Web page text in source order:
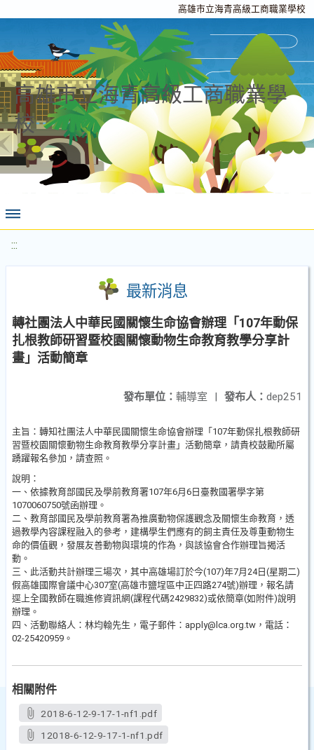
高雄市立海青高級工商職業學校
高雄市立海青高級工商職業學
校
:::
最新消息
轉社團法人中華民國關懷生命協會辦理「107年動保
扎根教師研習暨校園關懷動物生命教育教學分享計
畫」活動簡章
發布人： dep251
發布單位： 輔導室 |
主旨：轉知社團法人中華民國關懷生命協會辦理「107年動保扎根教師研
習暨校園關懷動物生命教育教學分享計畫」活動簡章，請貴校鼓勵所屬
踴躍報名參加，請查照。
說明：
一、依據教育部國民及學前教育署107年6月6日臺教國署學字第
1070060750號函辦理。
二、教育部國民及學前教育署為推廣動物保護觀念及關懷生命教育，透
過教學內容課程融入的參考，建構學生們應有的飼主責任及尊重動物生
命的價值觀，發展友善動物與環境的作為，與該協會合作辦理旨揭活
動。
三、此活動共計辦理三場次，其中高雄場訂於今(107)年7月24日(星期二)
假高雄國際會議中心307室(高雄市鹽埕區中正四路274號)辦理，報名請
逕上全國教師在職進修資訊網(課程代碼2429832)或依簡章(如附件)說明
辦理。
四、活動聯絡人：林均翰先生，電子郵件：apply@lca.org.tw，電話：
02-25420959。
相關附件
2018-6-12-9-17-1-nf1.pdf
12018-6-12-9-17-1-nf1.pdf